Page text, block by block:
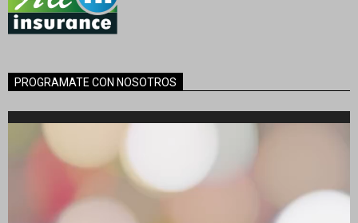
PROGRAMATE CON NOSOTROS
Reproductor